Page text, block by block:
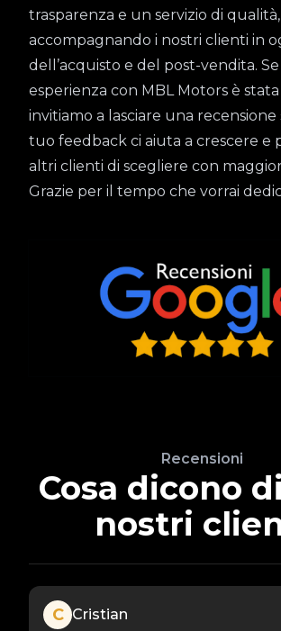
trasparenza e un servizio di qualità,
accompagnando i nostri clienti in
dell’acquisto e del post-vendita.
esperienza con MBL Motors è stata
invitiamo a lasciare una recensione
tuo feedback ci aiuta a crescere e
altri clienti di scegliere con
Grazie per il tempo che vorrai
Recensioni
Cosa dicono
nostri
C Cristian